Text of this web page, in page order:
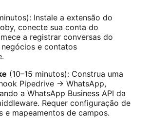
Instale a extensão do
conecte sua conta do
a registrar conversas do
e contatos
(10–15 minutos): Construa uma
Pipedrive → WhatsApp,
a WhatsApp Business API da
Requer configuração de
e mapeamentos de campos.